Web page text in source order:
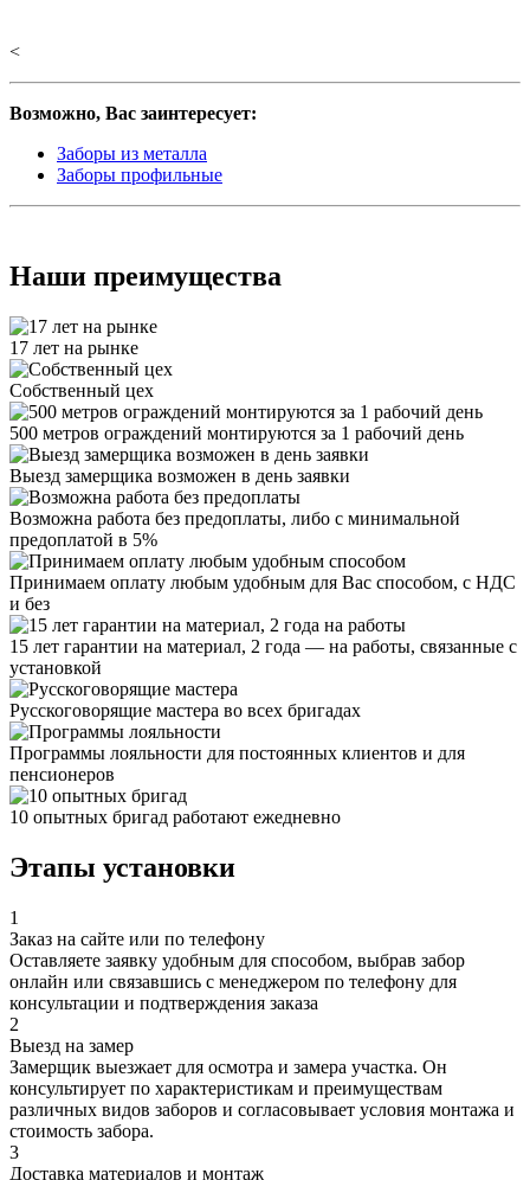
<
Возможно, Вас заинтересует:
Заборы из металла
Заборы профильные
Наши преимущества
17 лет на рынке
Собственный цех
500 метров ограждений монтируются за 1 рабочий день
Выезд замерщика возможен в день заявки
Возможна работа без предоплаты, либо с минимальной
предоплатой в 5%
Принимаем оплату любым удобным для Вас способом, с НДС
и без
15 лет гарантии на материал, 2 года — на работы, связанные с
установкой
Русскоговорящие мастера во всех бригадах
Программы лояльности для постоянных клиентов и для
пенсионеров
10 опытных бригад работают ежедневно
Этапы установки
1
Заказ на сайте или по телефону
Оставляете заявку удобным для способом, выбрав забор
онлайн или связавшись с менеджером по телефону для
консультации и подтверждения заказа
2
Выезд на замер
Замерщик выезжает для осмотра и замера участка. Он
консультирует по характеристикам и преимуществам
различных видов заборов и согласовывает условия монтажа и
стоимость забора.
3
Доставка материалов и монтаж